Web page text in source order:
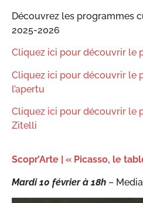
Découvrez les programmes
2025-2026
Cliquez ici pour découvrir le
Cliquez ici pour découvrir le
l’apertu
Cliquez ici pour découvrir le
Zitelli
Scopr’Arte | « Picasso, le
Mardi 10 février à 18h –